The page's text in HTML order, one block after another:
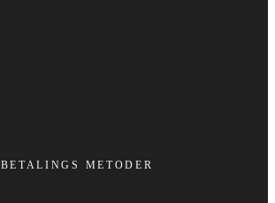
BETALINGS METODER